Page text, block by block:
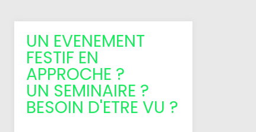
UN EVENEMENT
FESTIF EN
APPROCHE ?
UN SEMINAIRE ?
BESOIN D'ETRE VU ?